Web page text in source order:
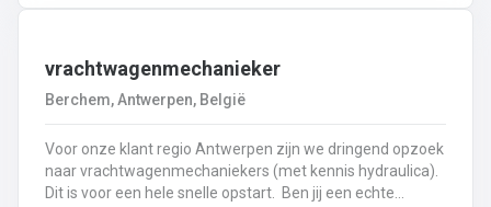
vrachtwagenmechanieker
Berchem, Antwerpen, België
Voor onze klant regio Antwerpen zijn we dringend opzoek
naar vrachtwagenmechaniekers (met kennis hydraulica).
Dit is voor een hele snelle opstart. Ben jij een echte